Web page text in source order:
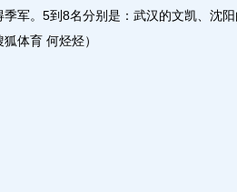
季军。5到8名分别是：武汉的文凯、沈
体育 何烃烃）